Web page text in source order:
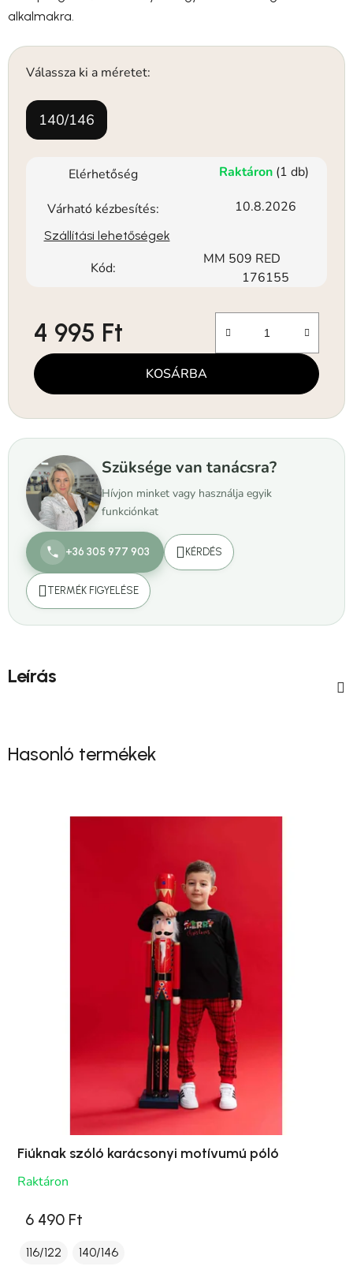
alkalmakra.
Válassza ki a méretet:
140/146
Elérhetőség Raktáron (1 db)
Várható kézbesítés: 10.8.2026
Szállítási lehetőségek
Kód:
MM 509 RED
176155
4 995 Ft
Egységár:
KOSÁRBA
Szüksége van tanácsra?
Hívjon minket vagy használja egyik
funkciónkat
+36 305 977 903 KÉRDÉS
TERMÉK FIGYELÉSE
Leírás
Hasonló termékek
Fiúknak szóló karácsonyi motívumú póló
Raktáron
6 490 Ft
116/122 140/146